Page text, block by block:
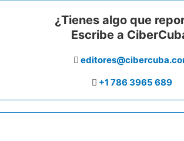
¿Tienes algo que
Escribe a
+1 786 3965 689